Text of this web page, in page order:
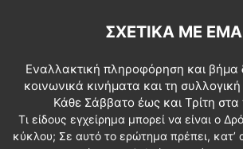
ΣΧΕΤΙΚΆ ΜΕ
Εναλλακτική πληροφόρηση και βήμα
κοινωνικά κινήματα και τη
Κάθε Σάββατο έως και Τρίτη στα
Τι είδους εγχείρημα μπορεί να είναι ο
κύκλου; Σε αυτό το ερώτημα πρέπει,